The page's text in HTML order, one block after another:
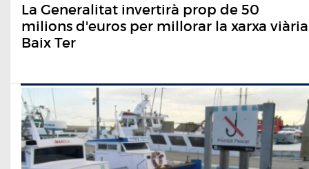
La Generalitat invertirà prop de 50
milions d'euros per millorar la xarxa viària
Baix Ter